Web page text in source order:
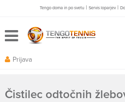
Tengo doma in po svetu | Servis loparjev |
Prijava
Čistilec odtočnih